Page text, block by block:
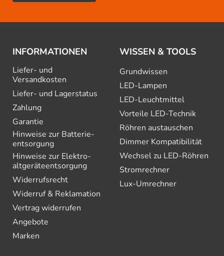
INFORMATIONEN
Liefer- und
Versandkosten
Liefer- und Lagerstatus
Zahlung
Garantie
Hinweise zur Batterie­
entsorgung
Hinweise zur Elektro­
altgeräte­entsorgung
Widerrufsrecht
Widerruf & Reklamation
Vertrag widerrufen
Angebote
Marken
WISSEN & TOOLS
Grundwissen
LED-Lampen
LED-Leuchtmittel
Vorteile LED-Technik
Röhren austauschen
Dimmer Kompatibilität
Wechsel zu LED-Röhren
Stromrechner
Lux-Umrechner